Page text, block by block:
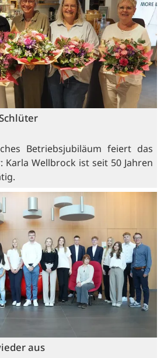
Betriebsjubiläum feiert das
Karla Wellbrock ist seit 50 Jahren
aus